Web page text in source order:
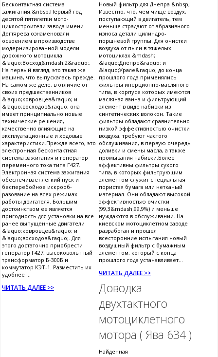
Бесконтактная система
зажигания.&nbsp;Первый год
десятой пятилетки мото-
циклостроители завода имени
Дегтярева ознаменовали
освоением в производстве
модернизированной модели
дорожного мотоцикла
&laquo;Восход&mdash;2&raquo;.
На первый взгляд, это такая же
машина, что выпускалась прежде.
На самом же деле, в отличие от
своих предшественников
&laquo;ковровцев&raquo; и
&laquo;восходов&raquo; она
имеет принципиально новые
технические решения,
качественно влияющие на
эксплуатационные и ходовые
характеристики.Прежде всего, это
электронная бесконтактная
система зажигания и генератор
переменного тока типа Г427.
Электронная система зажигания
обеспечивает легкий пуск и
бесперебойное искрооб-
разование на всех режимах
работы двигателя. Большим
достоинством ее является
пригодность для установки на все
ранее выпущенные двигатели
&laquo;ковровцев&raquo; и
&laquo;восходов&raquo;. Для
этого достаточно приобрести
генератор Г427, высоковольтный
трансформатор Б-300Б и
коммутатор КЭТ-1. Разместить их
удобнее ...
ЧИТАТЬ ДАЛЕЕ >>
Новый фильтр для Днепра &nbsp;
Известно, что, чем чище воздух,
поступающий в двигатель, тем
меньше страдают от абразивного
износа детали цилиндро-
поршневой группы. Для очистки
воздуха от пыли в тяжелых
мотоциклах &mdash;
&laquo;Днепре&raquo; и
&laquo;Урале&raquo; до конца
прошлого года применялись
фильтры инерционно-масляного
типа, в корпусе которых имеются
масляная ванна и фильтрующий
элемент в виде набивки из
синтетических волокон. Такие
фильтры обладают сравнительно
низкой эффективностью очистки
воздуха, требуют частого
обслуживания, в первую очередь
доливки и смены масла, а также
промывания набивки.Более
эффективны фильтры сухого
типа, в которых фильтрующим
элементом служит специальная
пористая бумага или нетканый
материал. Они обладают высокой
эффективностью очистки
(99,3&mdash;99,9%) и меньше
нуждаются в обслуживании. На
киевском мотоциклетном заводе
разработан и прошел
всесторонние испытания новый
воздушный фильтр с бумажным
элементом, который с конца
прошлого года устанавливает...
ЧИТАТЬ ДАЛЕЕ >>
Доводка
двухтактного
мотоциклетного
мотора ( Ява 634 )
Найденная